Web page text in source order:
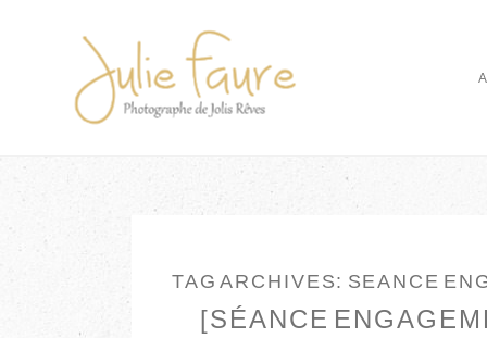
TAG ARCHIVES: SEANCE
[SÉANCE